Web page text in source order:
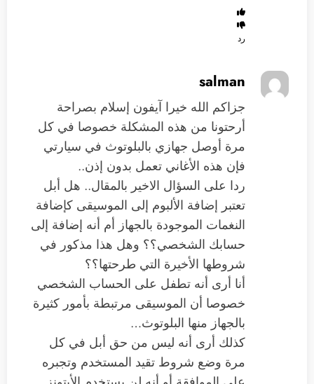
رد
salman
جزاكم الله خيرا آيفون إسلام بصراحة
أرحتونا من هذه المشكلة خصوصا في كل
مرة أوصل جهازي بالبلوتوث في سيارتي
فإن هذه الأغاني تعمل بدون إذن..
ردا على السؤال الاخير بالمقال.. هل أبل
تعتبر إضافة الألبوم إلى الموسيقى كإضافة
النغمات الموجودة بالجهاز أم أنه إضافة إلى
حسابك الشخصي؟؟ وهل هذا مذكور في
شروطها الأخيرة التي طرحتها؟؟
أنا أرى أنه تطفل على الحساب الشخصي
خصوصا أن الموسيقى مرتبطة بأمور كثيرة
بالجهاز منها البلوتوث…
كذلك أرى أنه ليس من حق أبل في كل
مرة وضع شروط تقيد المستخدم وتجبره